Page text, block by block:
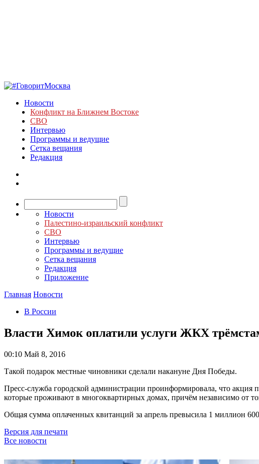
Новости
Конфликт на Ближнем Востоке
СВО
Интервью
Программы и ведущие
Сетка вещания
Редакция
Новости
Палестино-израильский конфликт
СВО
Интервью
Программы и ведущие
Сетка вещания
Редакция
Приложение
Главная Новости
В России
Власти Химок оплатили услуги ЖКХ
00:10 Май 8, 2016
Такой подарок местные чиновники сделали накануне Дня Победы.
Пресс-служба городской администрации проинформировала, что
которые проживают в многоквартирных домах, причём независимо от
Общая сумма оплаченных квитанций за апрель превысила 1 миллион
Версия для печати
Все новости